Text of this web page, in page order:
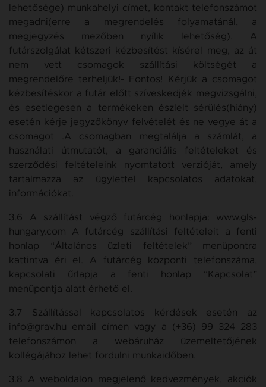
lehetősége) munkahelyi címet, kontakt telefonszámot
megadni(erre a megrendelés folyamatánál, a
megjegyzés mezőben nyílik lehetőség). A
futárszolgálat kétszeri kézbesítést kísérel meg, az át
nem vett csomagok szállítási költségét a
megrendelőre terheljük!- Fontos! Kérjük a csomagot
kézbesítéskor a futár előtt szíveskedjék megvizsgálni,
és esetlegesen a termékeken észlelt sérülés(hiány)
esetén kérje jegyzőkönyv felvételét és ne vegye át a
csomagot .A csomagban megtalálja a számlát, a
használati útmutatót, a garanciális feltételeket és
szerződési feltételeink nyomtatott verzióját, amely
tartalmazza az ügylettel kapcsolatos adatokat,
információkat.
3.6 A szállítást végző futárcég honlapja: www.gls-
hungary.com A futárcég szállítási feltételeit a fenti
honlap “Általános üzleti feltételek” menüpontra
kattintva éri el. A futárcég központi telefonszáma,
kapcsolati űrlapja a fenti honlap “Kapcsolat”
menüpontja alatt érhető el.
3.7 Szállítással kapcsolatos kérdések esetén az
info@grav.hu email címen vagy a (+36) 99 324 283
telefonszámon a webáruház üzemeltetőjének
kollégájához lehet fordulni munkaidőben.
3.8 A weboldalon megjelenő kedvezmények, akciók